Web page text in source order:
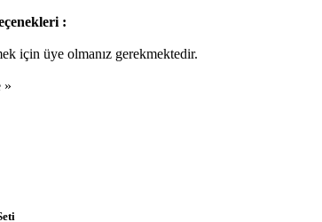
:
için üye olmanız gerekmektedir.
»